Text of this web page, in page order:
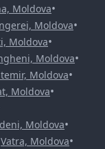
Moldova•
Moldova•
Moldova•
Moldova•
Moldova•
Moldova•
Moldova•
Vatra, Moldova•